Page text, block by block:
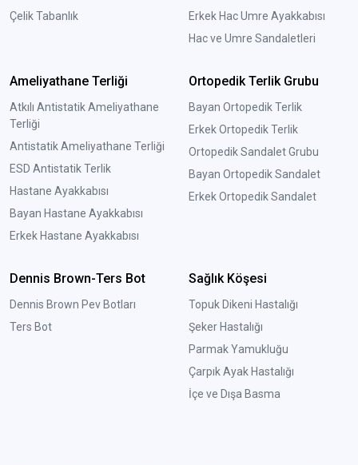
Çelik Tabanlık
Erkek Hac Umre Ayakkabısı
Hac ve Umre Sandaletleri
Ameliyathane Terliği
Atkılı Antistatik Ameliyathane
Terliği
Antistatik Ameliyathane Terliği
ESD Antistatik Terlik
Hastane Ayakkabısı
Bayan Hastane Ayakkabısı
Erkek Hastane Ayakkabısı
Ortopedik Terlik Grubu
Bayan Ortopedik Terlik
Erkek Ortopedik Terlik
Ortopedik Sandalet Grubu
Bayan Ortopedik Sandalet
Erkek Ortopedik Sandalet
Dennis Brown-Ters Bot
Dennis Brown Pev Botları
Ters Bot
Sağlık Köşesi
Topuk Dikeni Hastalığı
Şeker Hastalığı
Parmak Yamukluğu
Çarpık Ayak Hastalığı
İçe ve Dışa Basma